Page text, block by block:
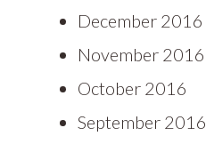
December 2016
November 2016
October 2016
September 2016